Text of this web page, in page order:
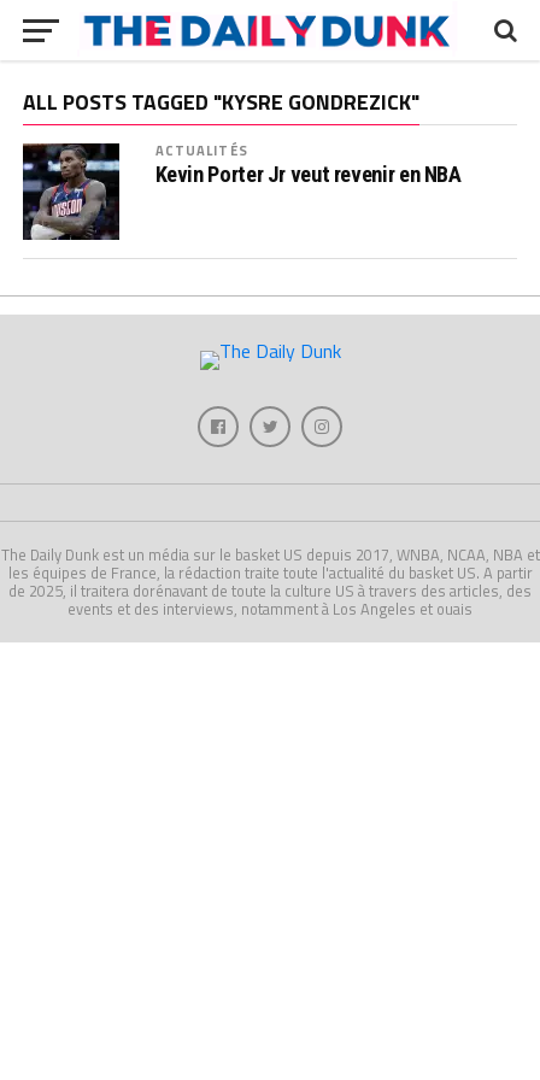
ALL POSTS TAGGED "KYSRE GONDREZICK"
ACTUALITÉS
Kevin Porter Jr veut revenir en NBA
The Daily Dunk est un média sur le basket US depuis 2017, WNBA, NCAA, NBA et
les équipes de France, la rédaction traite toute l'actualité du basket US. A partir
de 2025, il traitera dorénavant de toute la culture US à travers des articles, des
events et des interviews, notamment à Los Angeles et ouais